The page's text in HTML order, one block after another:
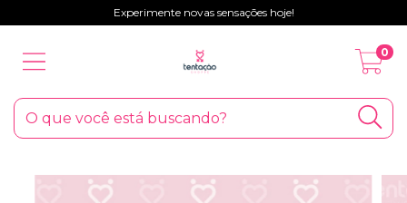
Experimente novas sensações hoje!
0